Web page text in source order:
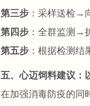
第三步 ：采样送检→
第四步 ：全群监测→
第五步 ：根据检测
五、心迈饲料建议：
在加强消毒防疫的同